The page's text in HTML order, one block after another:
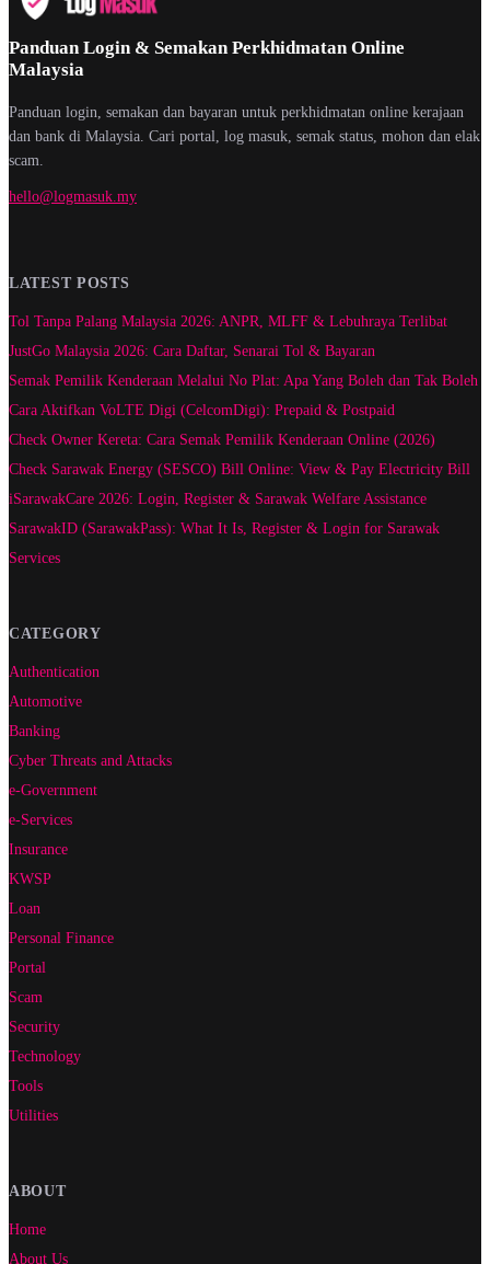
Panduan Login & Semakan Perkhidmatan Online
Malaysia
Panduan login, semakan dan bayaran untuk perkhidmatan online kerajaan
dan bank di Malaysia. Cari portal, log masuk, semak status, mohon dan elak
scam.
hello@logmasuk.my
LATEST POSTS
Tol Tanpa Palang Malaysia 2026: ANPR, MLFF & Lebuhraya Terlibat
JustGo Malaysia 2026: Cara Daftar, Senarai Tol & Bayaran
Semak Pemilik Kenderaan Melalui No Plat: Apa Yang Boleh dan Tak Boleh
Cara Aktifkan VoLTE Digi (CelcomDigi): Prepaid & Postpaid
Check Owner Kereta: Cara Semak Pemilik Kenderaan Online (2026)
Check Sarawak Energy (SESCO) Bill Online: View & Pay Electricity Bill
iSarawakCare 2026: Login, Register & Sarawak Welfare Assistance
SarawakID (SarawakPass): What It Is, Register & Login for Sarawak
Services
CATEGORY
Authentication
Automotive
Banking
Cyber Threats and Attacks
e-Government
e-Services
Insurance
KWSP
Loan
Personal Finance
Portal
Scam
Security
Technology
Tools
Utilities
ABOUT
Home
About Us